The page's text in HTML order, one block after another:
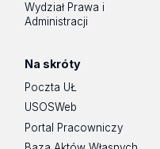
Wydział Prawa i
Administracji
Na skróty
Poczta UŁ
USOSWeb
Portal Pracowniczy